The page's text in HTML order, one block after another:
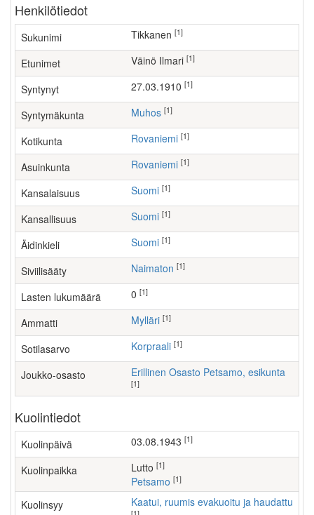
Henkilötiedot
Sukunimi Tikkanen [1]
Etunimet Väinö Ilmari [1]
Syntynyt 27.03.1910 [1]
Syntymäkunta Muhos [1]
Kotikunta Rovaniemi [1]
Asuinkunta Rovaniemi [1]
Kansalaisuus Suomi [1]
Kansallisuus Suomi [1]
Äidinkieli Suomi [1]
Siviilisääty Naimaton [1]
Lasten lukumäärä [1]
Ammatti mylläri [1]
Sotilasarvo Korpraali [1]
Joukko-osasto Erillinen Osasto Petsamo, esikunta
[1]
Kuolintiedot
Kuolinpäivä 03.08.1943 [1]
Kuolinpaikka Lutto [1]
Petsamo [1]
Kuolinsyy Kaatui, ruumis evakuoitu ja haudattu